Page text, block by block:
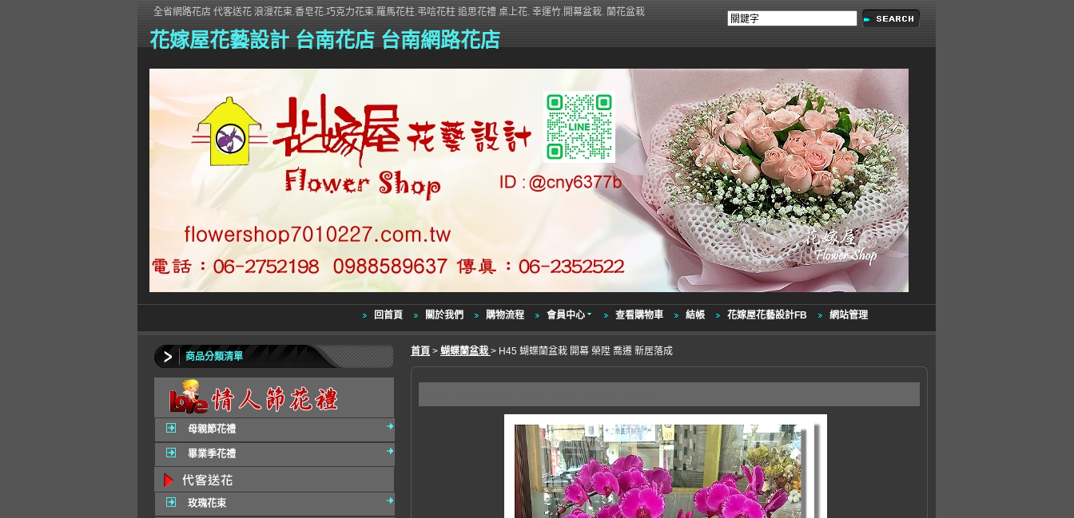
花嫁屋花藝設計 台南花店 台南網路花店
全省網路花店 代客送花 浪漫花束.香皂花.巧克力花束.羅馬花柱.弔唁花柱 追思花禮 桌上花. 幸運竹.開幕盆栽. 蘭花盆栽
回首頁 關於我們 購物流程 會員中心 查看購物車 結帳 花嫁屋花藝設計FB 網站管理
商品分類清單
母親節花禮
畢業季花禮
玫瑰花束
首頁 > 蝴蝶蘭盆栽 > H45 蝴蝶蘭盆栽 開幕 榮陞 喬遷 新居落成